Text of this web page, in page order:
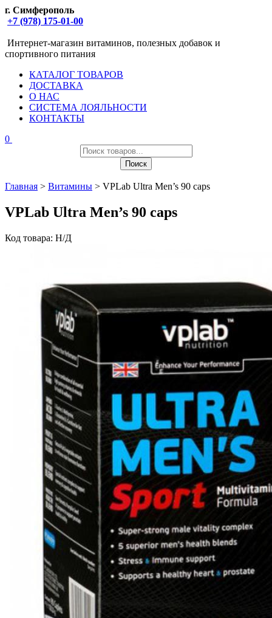
г. Симферополь
+7 (978) 175-01-00
Интернет-магазин витаминов, полезных добавок и
спортивного питания
КАТАЛОГ ТОВАРОВ
ДОСТАВКА
О НАС
СИСТЕМА ЛОЯЛЬНОСТИ
КОНТАКТЫ
0
Поиск
товаров
Поиск
Главная > Витамины > VPLab Ultra Men’s 90 caps
VPLab Ultra Men’s 90 caps
Код товара: Н/Д